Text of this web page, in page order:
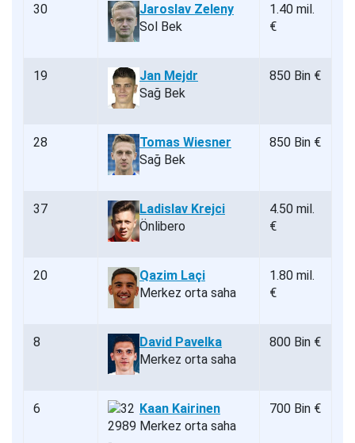
30
Jaroslav Zeleny
Sol Bek
1.40 mil.
€
19
Jan Mejdr
Sağ Bek
850 Bin €
28
Tomas Wiesner
Sağ Bek
850 Bin €
37
Ladislav Krejci
Önlibero
4.50 mil.
€
20
Qazim Laçi
Merkez orta saha
1.80 mil.
€
8
David Pavelka
Merkez orta saha
800 Bin €
6
Kaan Kairinen
Merkez orta saha
700 Bin €